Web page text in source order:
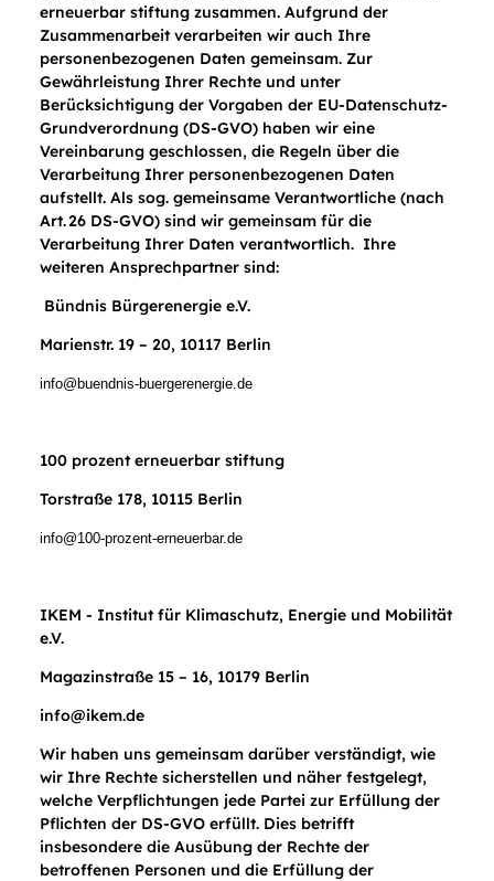
erneuerbar stiftung zusammen. Aufgrund der
Zusammenarbeit verarbeiten wir auch Ihre
personenbezogenen Daten gemeinsam. Zur
Gewährleistung Ihrer Rechte und unter
Berücksichtigung der Vorgaben der EU-Datenschutz-
Grundverordnung (DS-GVO) haben wir eine
Vereinbarung geschlossen, die Regeln über die
Verarbeitung Ihrer personenbezogenen Daten
aufstellt. Als sog. gemeinsame Verantwortliche (nach
Art. 26 DS-GVO) sind wir gemeinsam für die
Verarbeitung Ihrer Daten verantwortlich. Ihre
weiteren Ansprechpartner sind:
Bündnis Bürgerenergie e.V.
Marienstr. 19 – 20, 10117 Berlin
info@buendnis-buergerenergie.de
100 prozent erneuerbar stiftung
Torstraße 178, 10115 Berlin
info@100-prozent-erneuerbar.de
IKEM - Institut für Klimaschutz, Energie und Mobilität
e.V.
Magazinstraße 15 – 16, 10179 Berlin
info@ikem.de
Wir haben uns gemeinsam darüber verständigt, wie
wir Ihre Rechte sicherstellen und näher festgelegt,
welche Verpflichtungen jede Partei zur Erfüllung der
Pflichten der DS-GVO erfüllt. Dies betrifft
insbesondere die Ausübung der Rechte der
betroffenen Personen und die Erfüllung der